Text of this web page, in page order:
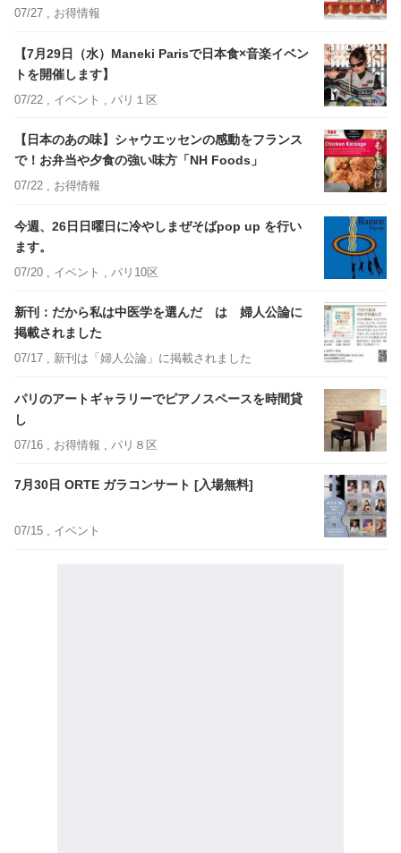
07/27 , お得情報
【7月29日（水）Maneki Parisで日本食×音楽イベン
トを開催します】
07/22 , イベント , パリ１区
【日本のあの味】シャウエッセンの感動をフランス
で！お弁当や夕食の強い味方「NH Foods」
07/22 , お得情報
今週、26日日曜日に冷やしまぜそばpop up を行い
ます。
07/20 , イベント , パリ10区
新刊：だから私は中医学を選んだ は 婦人公論に
掲載されました
07/17 , 新刊は「婦人公論」に掲載されました
パリのアートギャラリーでピアノスペースを時間貸
し
07/16 , お得情報 , パリ８区
7月30日 ORTE ガラコンサート [入場無料]
07/15 , イベント